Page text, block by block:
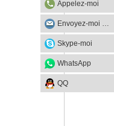
Appelez-moi
Skype-moi
WhatsApp
QQ